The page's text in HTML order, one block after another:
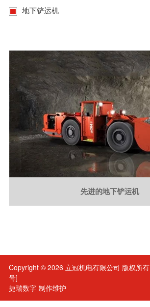
地下铲运机
先进的地下铲运机
Copyright © 2026 立冠机电有限公司 版权所有
号]
捷瑞数字 制作维护